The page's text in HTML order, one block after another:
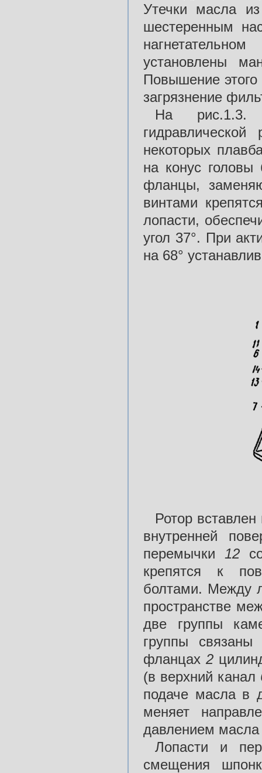
Утечки масла
шестеренным
установлены
Повышение
загрязнение
На рис.1.3.
некоторых
на конус
фланцы,
винтами
лопасти,
угол 37°. При
на 68°
Ротор
внутренней
перемычки 12
крепятся к
болтами. Между
пространстве
две группы
группы
фланцах 2
(в верхний канал
подаче масла в
меняет
давлением
Лопасти и
смещения